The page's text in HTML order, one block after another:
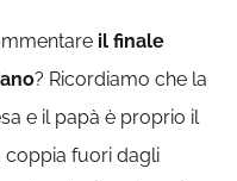
il finale
? Ricordiamo che la
e il papà è proprio il
coppia fuori dagli